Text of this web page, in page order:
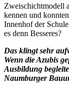
Zweischichtmodell
kennen und
Innenhof der
es denn Besseres?
Das klingt sehr
Wenn die Azubis
Ausbildung
Naumburger